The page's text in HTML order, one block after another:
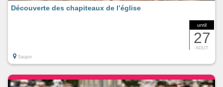
until
27
AOUT
Découverte des chapiteaux de l’église
Saujon